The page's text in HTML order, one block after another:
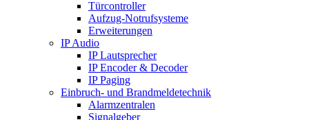
Türcontroller
Aufzug-Notrufsysteme
Erweiterungen
IP Audio
IP Lautsprecher
IP Encoder & Decoder
IP Paging
Einbruch- und Brandmeldetechnik
Alarmzentralen
Signalgeber